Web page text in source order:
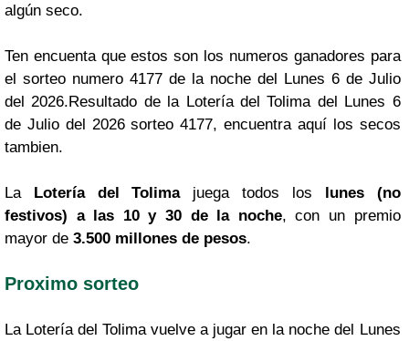
algún seco.
Ten encuenta que estos son los numeros ganadores para
el sorteo numero 4177 de la noche del Lunes 6 de Julio
del 2026.Resultado de la Lotería del Tolima del Lunes 6
de Julio del 2026 sorteo 4177, encuentra aquí los secos
tambien.
La Lotería del Tolimajuega todos los lunes (no
festivos) a las 10 y 30 de la noche, con un premio
mayor de 3.500 millones de pesos.
Proximo sorteo
La Lotería del Tolima vuelve a jugar en la noche del Lunes